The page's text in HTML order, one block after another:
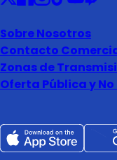
Sobre Nosotros
Contacto
Zonas de
Oferta Pública y